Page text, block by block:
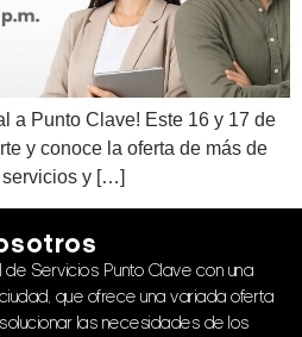
a Punto Clave! Este 16 y 17 de
y conoce la oferta de más de
servicios y […]
de Servicios Punto Clave con una
que ofrece una variada oferta
las necesidades de los